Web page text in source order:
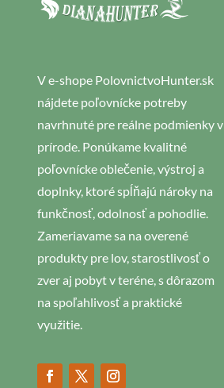
V e-shope PolovnictvoHunter.sk
nájdete poľovnícke potreby
navrhnuté pre reálne podmienky v
prírode. Ponúkame kvalitné
poľovnícke oblečenie, výstroj a
doplnky, ktoré spĺňajú nároky na
funkčnosť, odolnosť a pohodlie.
Zameriavame sa na overené
produkty pre lov, starostlivosť o
zver aj pobyt v teréne, s dôrazom
na spoľahlivosť a praktické
využitie.